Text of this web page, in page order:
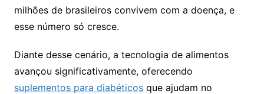
milhões de brasileiros convivem com a doença, e
esse número só cresce.
Diante desse cenário, a tecnologia de alimentos
avançou significativamente, oferecendo
suplementos para diabéticosque ajudam no